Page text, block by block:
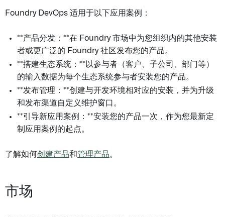
Foundry DevOps 适用于以下应用案例：
**产品分发：**在 Foundry 市场中为您组织内的其他安装
者或更广泛的 Foundry 社区发布您的产品。
**搭建生态系统：**以参与者（客户、子公司、部门等）
的输入数据为每个生态系统参与者安装您的产品。
**发布管理：**创建与开发环境相对应的安装，并为升级
和发布渠道自定义维护窗口。
**引导新应用案例：**安装您的产品一次，作为您最新定
制应用案例的起点。
了解如何创建产品和管理产品。
市场